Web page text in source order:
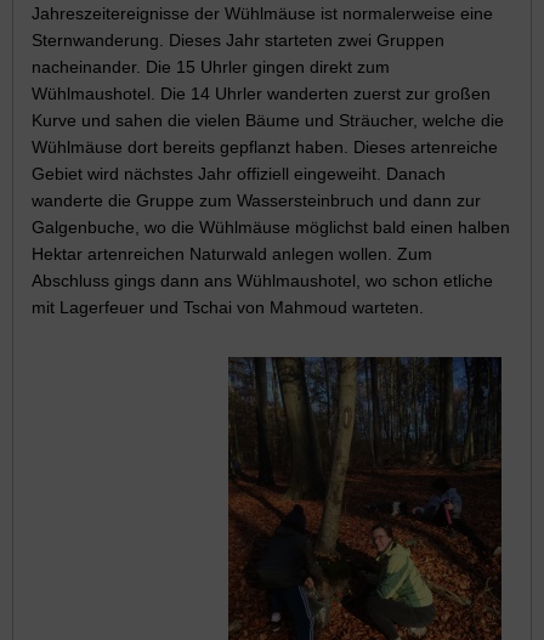
Jahreszeitereignisse der Wühlmäuse ist normalerweise eine
Sternwanderung. Dieses Jahr starteten zwei Gruppen
nacheinander. Die 15 Uhrler gingen direkt zum
Wühlmaushotel. Die 14 Uhrler wanderten zuerst zur großen
Kurve und sahen die vielen Bäume und Sträucher, welche die
Wühlmäuse dort bereits gepflanzt haben. Dieses artenreiche
Gebiet wird nächstes Jahr offiziell eingeweiht. Danach
wanderte die Gruppe zum Wassersteinbruch und dann zur
Galgenbuche, wo die Wühlmäuse möglichst bald einen halben
Hektar artenreichen Naturwald anlegen wollen. Zum
Abschluss gings dann ans Wühlmaushotel, wo schon etliche
mit Lagerfeuer und Tschai von Mahmoud warteten.